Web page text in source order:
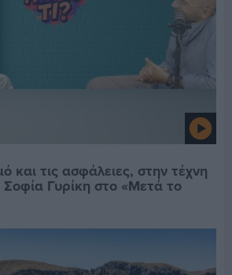
και τις ασφάλειες, στην τέχνη
Σοφία Γυρίκη στο «Μετά το